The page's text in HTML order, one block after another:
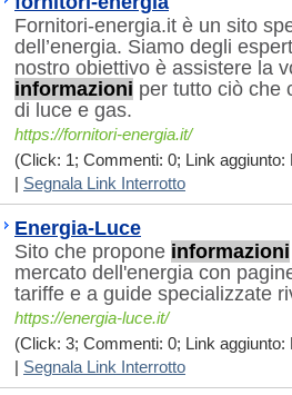
Fornitori-energia.it è un sito
dell’energia. Siamo degli
nostro obiettivo è assistere la
informazioni per tutto ciò che
di luce e gas.
https://fornitori-energia.it/
(Click: 1; Commenti: 0; Link aggiunto:
Segnala Link Interrotto
Energia-Luce
Sito che propone informazioni
mercato dell'energia con
tariffe e a guide specializzate
https://energia-luce.it/
(Click: 3; Commenti: 0; Link aggiunto:
Segnala Link Interrotto